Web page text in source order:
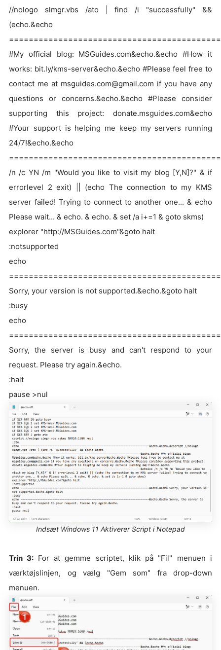
//nologo slmgr.vbs /ato | find /i "successfully" &&
(echo.&echo
#My official blog: MSGuides.com&echo.&echo #How it
works: bit.ly/kms-server&echo.&echo #Please feel free to
contact me at msguides.com@gmail.com if you have any
questions or concerns.&echo.&echo #Please consider
supporting this project: donate.msguides.com&echo
#Your support is helping me keep my servers running
24/7!&echo.&echo
/n /c YN /m "Would you like to visit my blog [Y,N]?" & if
errorlevel 2 exit) || (echo The connection to my KMS
server failed! Trying to connect to another one... & echo
Please wait... & echo. & echo. & set /a i+=1 & goto skms)
explorer "http://MSGuides.com"&goto halt
:notsupported
echo
Sorry, your version is not supported.&echo.&goto halt
:busy
echo
Sorry, the server is busy and can't respond to your
request. Please try again.&echo.
:halt
pause >nul
Indsæt Windows 11 Aktiverer Script i Notepad
Trin 3: For at gemme scriptet, klik på "Fil" menuen i
værktøjslinjen, og vælg "Gem som" fra drop-down
menuen.